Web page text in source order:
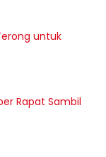
untuk
Rapat Sambil